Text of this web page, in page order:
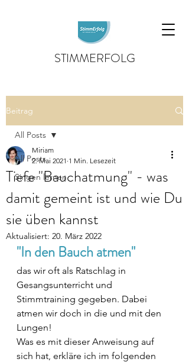
STIMMERFOLG
Beitrag
All Posts
Singen lernen
All Posts
Tiefe "Bauchatmung" - was
damit gemeint ist und wie Du
sie üben kannst
Miriam
2. Mai 2021 1 Min. Lesezeit
Aktualisiert: 20. März 2022
"In den Bauch atmen"
das wir oft als Ratschlag in
Gesangsunterricht und
Stimmtraining gegeben. Dabei
atmen wir doch in die und mit den
Lungen!
Was es mit dieser Anweisung auf
sich hat, erkläre ich im folgenden